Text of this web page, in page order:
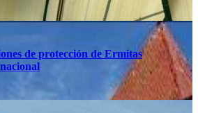
de protección de Ermitas